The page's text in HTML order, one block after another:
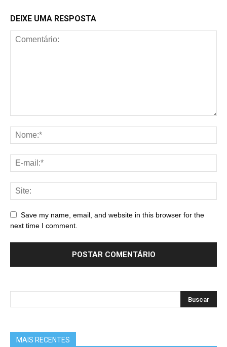
DEIXE UMA RESPOSTA
Save my name, email, and website in this browser for the
next time I comment.
MAIS RECENTES